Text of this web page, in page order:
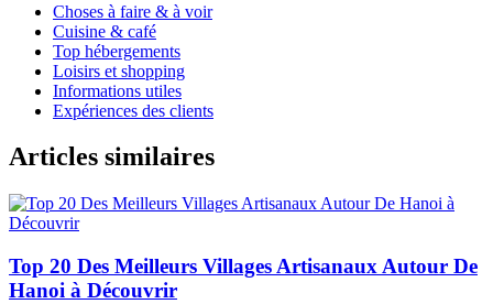
Choses à faire & à voir
Cuisine & café
Top hébergements
Loisirs et shopping
Informations utiles
Expériences des clients
Articles similaires
Top 20 Des Meilleurs Villages Artisanaux Autour De
Hanoi à Découvrir